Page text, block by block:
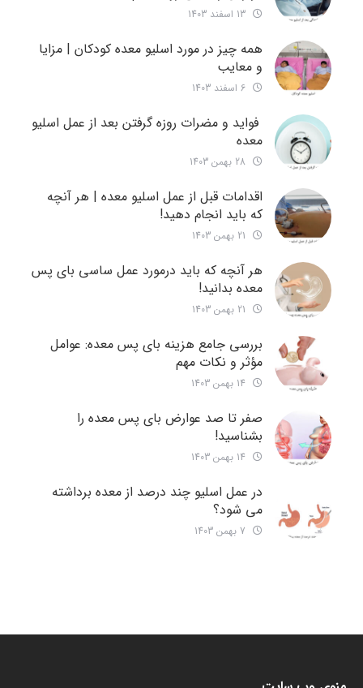
همه چیز در مورد اسلیو معده کودکان | مزایا
و معایب
فواید و مضرات روزه گرفتن بعد از عمل اسلیو
معده
اقدامات قبل از عمل اسلیو معده | هر آنچه
که باید انجام دهید!
هر آنچه که باید درمورد عمل ساسی بای پس
معده بدانید!
بررسی جامع هزینه‌ بای پس معده: عوامل
مؤثر و نکات مهم
صفر تا صد عوارض بای پس معده را
بشناسید!
در عمل اسلیو چند درصد از معده برداشته
می شود؟